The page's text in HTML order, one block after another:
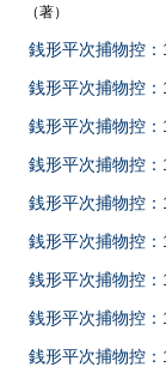
（著）
銭形平次捕物控
銭形平次捕物控：
銭形平次捕物控
銭形平次捕物控
銭形平次捕物控
銭形平次捕物控
銭形平次捕物控
銭形平次捕物控
銭形平次捕物控